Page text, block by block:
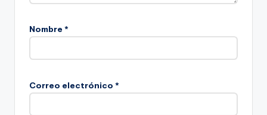
Nombre *
Correo electrónico *